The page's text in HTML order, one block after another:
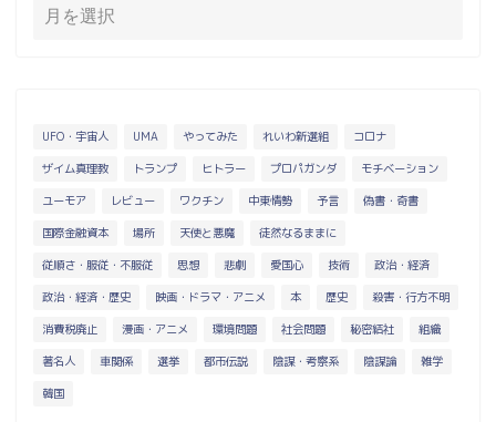
UFO・宇宙人 UMA やってみた れいわ新選組 コロナ
ザイム真理教 トランプ ヒトラー プロパガンダ モチベーション
ユーモア レビュー ワクチン 中東情勢 予言 偽書・奇書
国際金融資本 場所 天使と悪魔 徒然なるままに
従順さ・服従・不服従 思想 悲劇 愛国心 技術 政治・経済
政治・経済・歴史 映画・ドラマ・アニメ 本 歴史 殺害・行方不明
消費税廃止 漫画・アニメ 環境問題 社会問題 秘密結社 組織
著名人 車関係 選挙 都市伝説 陰謀・考察系 陰謀論 雑学
韓国